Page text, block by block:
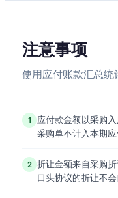
注意事项
使用应付账款汇总统
1
应付款金额以采购
采购单不计入本期应
2 折让金额来自采购
口头协议的折让不会